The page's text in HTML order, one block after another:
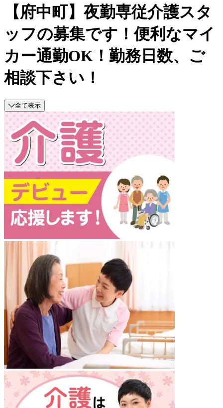
【府中町】夜勤専従介護スタ
ッフの募集です！便利なマイ
カー通勤OK！勤務日数、ご
相談下さい！
全て表示